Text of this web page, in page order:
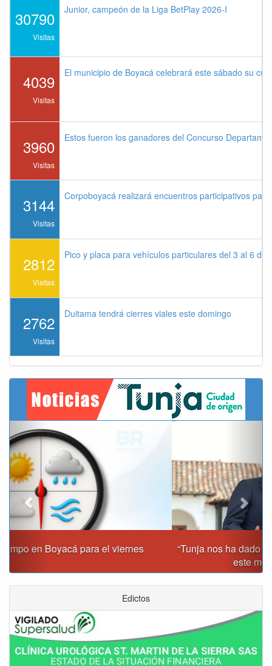
30790
Visitas
Junior, campeón de la Liga BetPlay 2026-I
4039
Visitas
El municipio de Boyacá celebrará este sábado su
3960
Visitas
Estos fueron los ganadores del Concurso
3144
Visitas
Corpoboyacá realizará encuentros participativos
2812
Visitas
Pico y placa para vehículos particulares del 3 al 6 de
2762
Visitas
Duitama tendrá cierres viales este domingo
“Tunja nos ha dado demasiado y no podemos fallarle en
Previous
Edictos